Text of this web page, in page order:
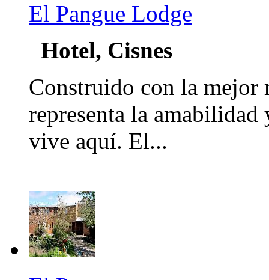
El Pangue Lodge
Hotel, Cisnes
Construido con la mejor
representa la
vive aquí. El...